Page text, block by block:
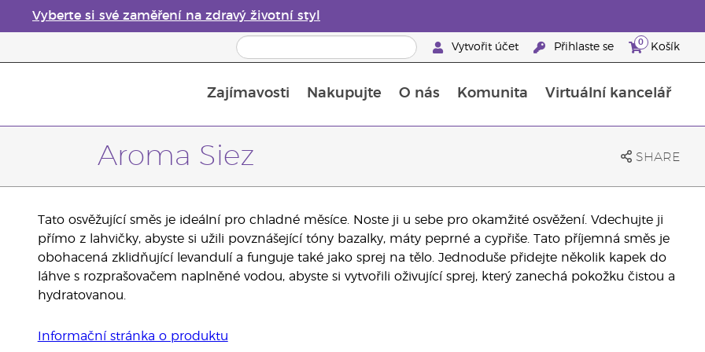
Vyberte si své zaměření na zdravý životní styl
Vytvořit účet Přihlaste se 0 Košík
Zajímavosti Nakupujte O nás Komunita Virtuální kancelář
Aroma Siez SHARE
Tato osvěžující směs je ideální pro chladné měsíce. Noste ji u sebe pro okamžité osvěžení. Vdechujte ji
přímo z lahvičky, abyste si užili povznášející tóny bazalky, máty peprné a cypřiše. Tato příjemná směs je
obohacená zklidňující levandulí a funguje také jako sprej na tělo. Jednoduše přidejte několik kapek do
láhve s rozprašovačem naplněné vodou, abyste si vytvořili oživující sprej, který zanechá pokožku čistou a
hydratovanou.
Informační stránka o produktu